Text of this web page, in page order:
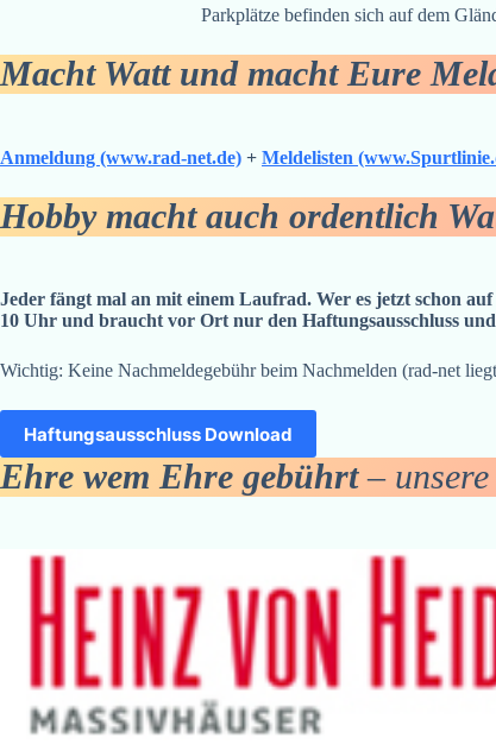
Parkplätze befinden sich auf dem
Macht Watt und macht Eure
Anmeldung (www.rad-net.de) + Meldelisten
Hobby macht auch ordentlich
Jeder fängt mal an mit einem Laufrad. Wer es jetzt schon
10 Uhr und braucht vor Ort nur den Haftungsausschluss
Wichtig: Keine Nachmeldegebühr beim Nachmelden (rad-net
Haftungsausschluss Download
Ehre wem Ehre gebührt– unsere